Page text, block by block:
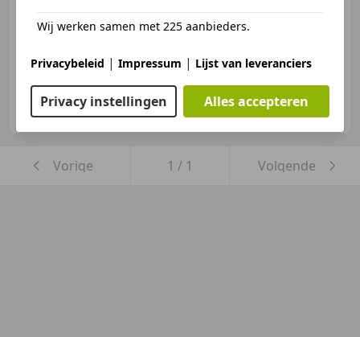
€ 19.999
99.000 km Benzine
der faller GmbH
DE-74076 Heilbronn
Vorige 1 / 1 Volgende
Wij werken samen met 225 aanbieders.
Privacybeleid | Impressum | Lijst van leveranciers
Privacy instellingen Alles accepteren